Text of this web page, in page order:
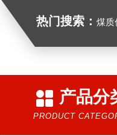
热门搜索： 煤质
产品分
PRODUCT